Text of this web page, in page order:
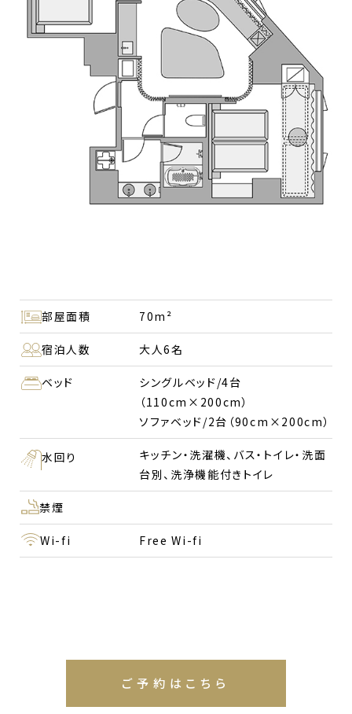
部屋面積 70m²
宿泊人数 大人6名
ベッド
シングルベッド/4台
（110cm×200cm）
ソファベッド/2台（90cm×200cm）
水回り
キッチン・洗濯機、バス・トイレ・洗面
台別、洗浄機能付きトイレ
禁煙
Wi-fi Free Wi-fi
ご予約はこちら